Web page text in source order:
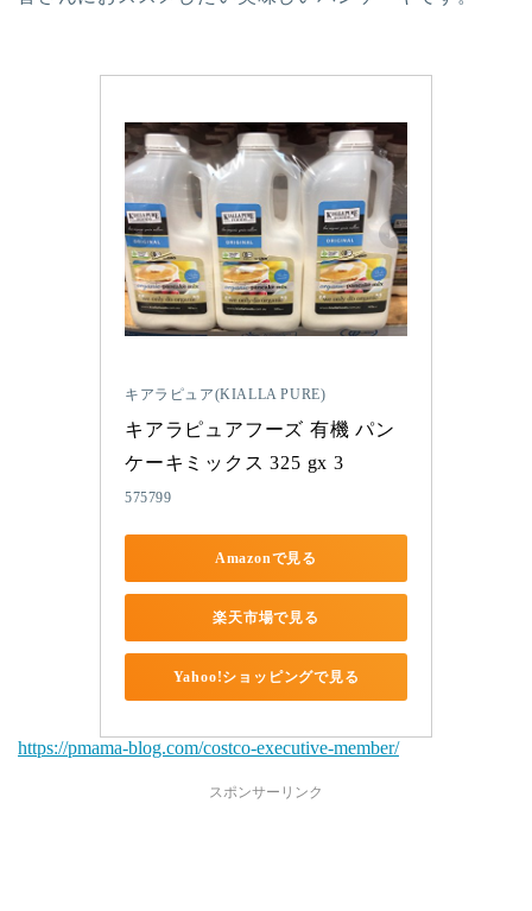
キアラピュア(KIALLA PURE)
キアラピュアフーズ 有機 パン
ケーキミックス 325 gx 3
575799
Amazonで見る
楽天市場で見る
Yahoo!ショッピングで見る
https://pmama-blog.com/costco-executive-member/
スポンサーリンク